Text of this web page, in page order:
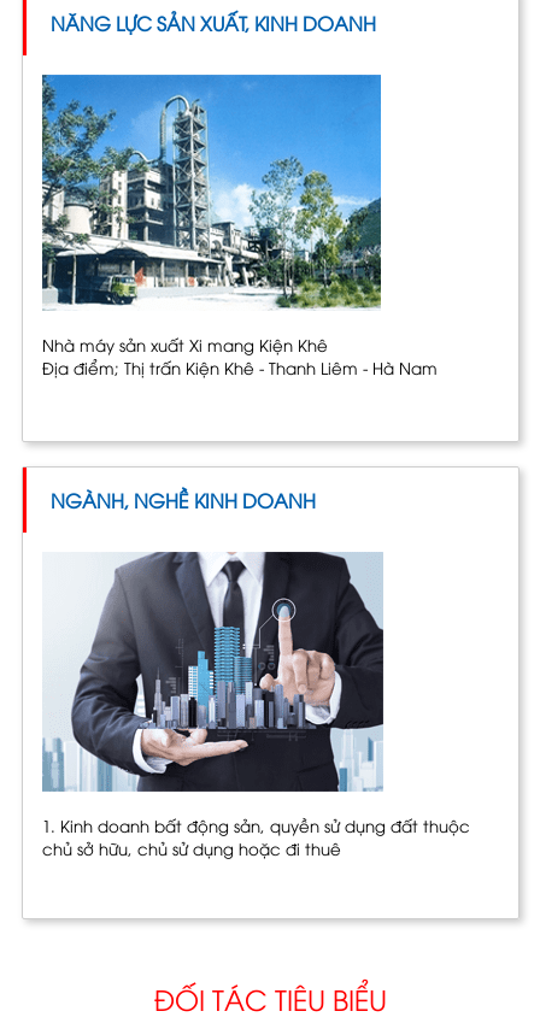
NĂNG LỰC SẢN XUẤT, KINH DOANH
Nhà máy sản xuất Xi mang Kiện Khê
Địa điểm; Thị trấn Kiện Khê - Thanh Liêm - Hà Nam
NGÀNH, NGHỀ KINH DOANH
1. Kinh doanh bất động sản, quyền sử dụng đất thuộc
chủ sở hữu, chủ sử dụng hoặc đi thuê
ĐỐI TÁC TIÊU BIỂU